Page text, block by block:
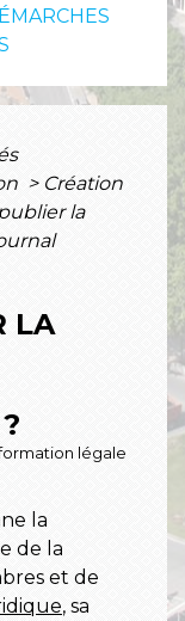
> Création
la
LA
légale
la
de la
et de
, sa